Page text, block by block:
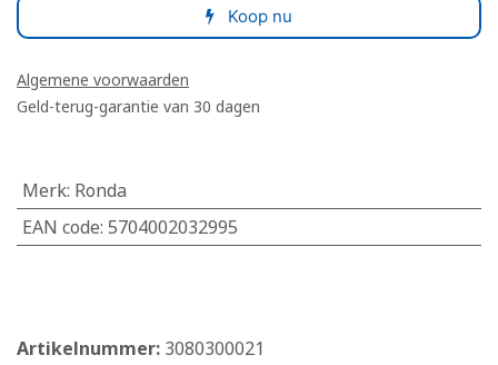
Koop nu
Algemene voorwaarden
Geld-terug-garantie van 30 dagen
Merk: Ronda
EAN code: 5704002032995
Artikelnummer: 3080300021